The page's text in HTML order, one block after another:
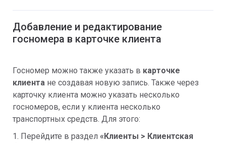
Добавление и редактирование
госномера в карточке клиента
Госномер можно также указать в карточке
клиента не создавая новую запись. Также через
карточку клиента можно указать несколько
госномеров, если у клиента несколько
транспортных средств. Для этого:
1. Перейдите в раздел «Клиенты > Клиентская